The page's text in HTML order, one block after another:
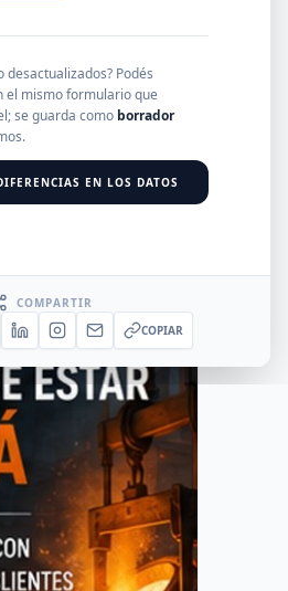
desactualizados? Podés
el mismo formulario que
se guarda como borrador
EN LOS DATOS
COMPARTIR
COPIAR